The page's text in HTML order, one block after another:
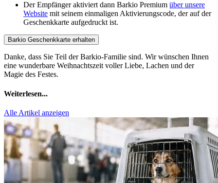
Der Empfänger aktiviert dann Barkio Premium über unsere
Website mit seinem einmaligen Aktivierungscode, der auf der
Geschenkkarte aufgedruckt ist.
Barkio Geschenkkarte erhalten
Danke, dass Sie Teil der Barkio-Familie sind. Wir wünschen Ihnen
eine wunderbare Weihnachtszeit voller Liebe, Lachen und der
Magie des Festes.
Weiterlesen...
Alle Artikel anzeigen